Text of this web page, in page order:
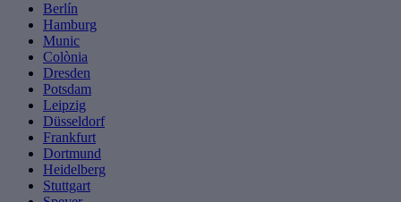
Berlín
Hamburg
Munic
Colònia
Dresden
Potsdam
Leipzig
Düsseldorf
Frankfurt
Dortmund
Heidelberg
Stuttgart